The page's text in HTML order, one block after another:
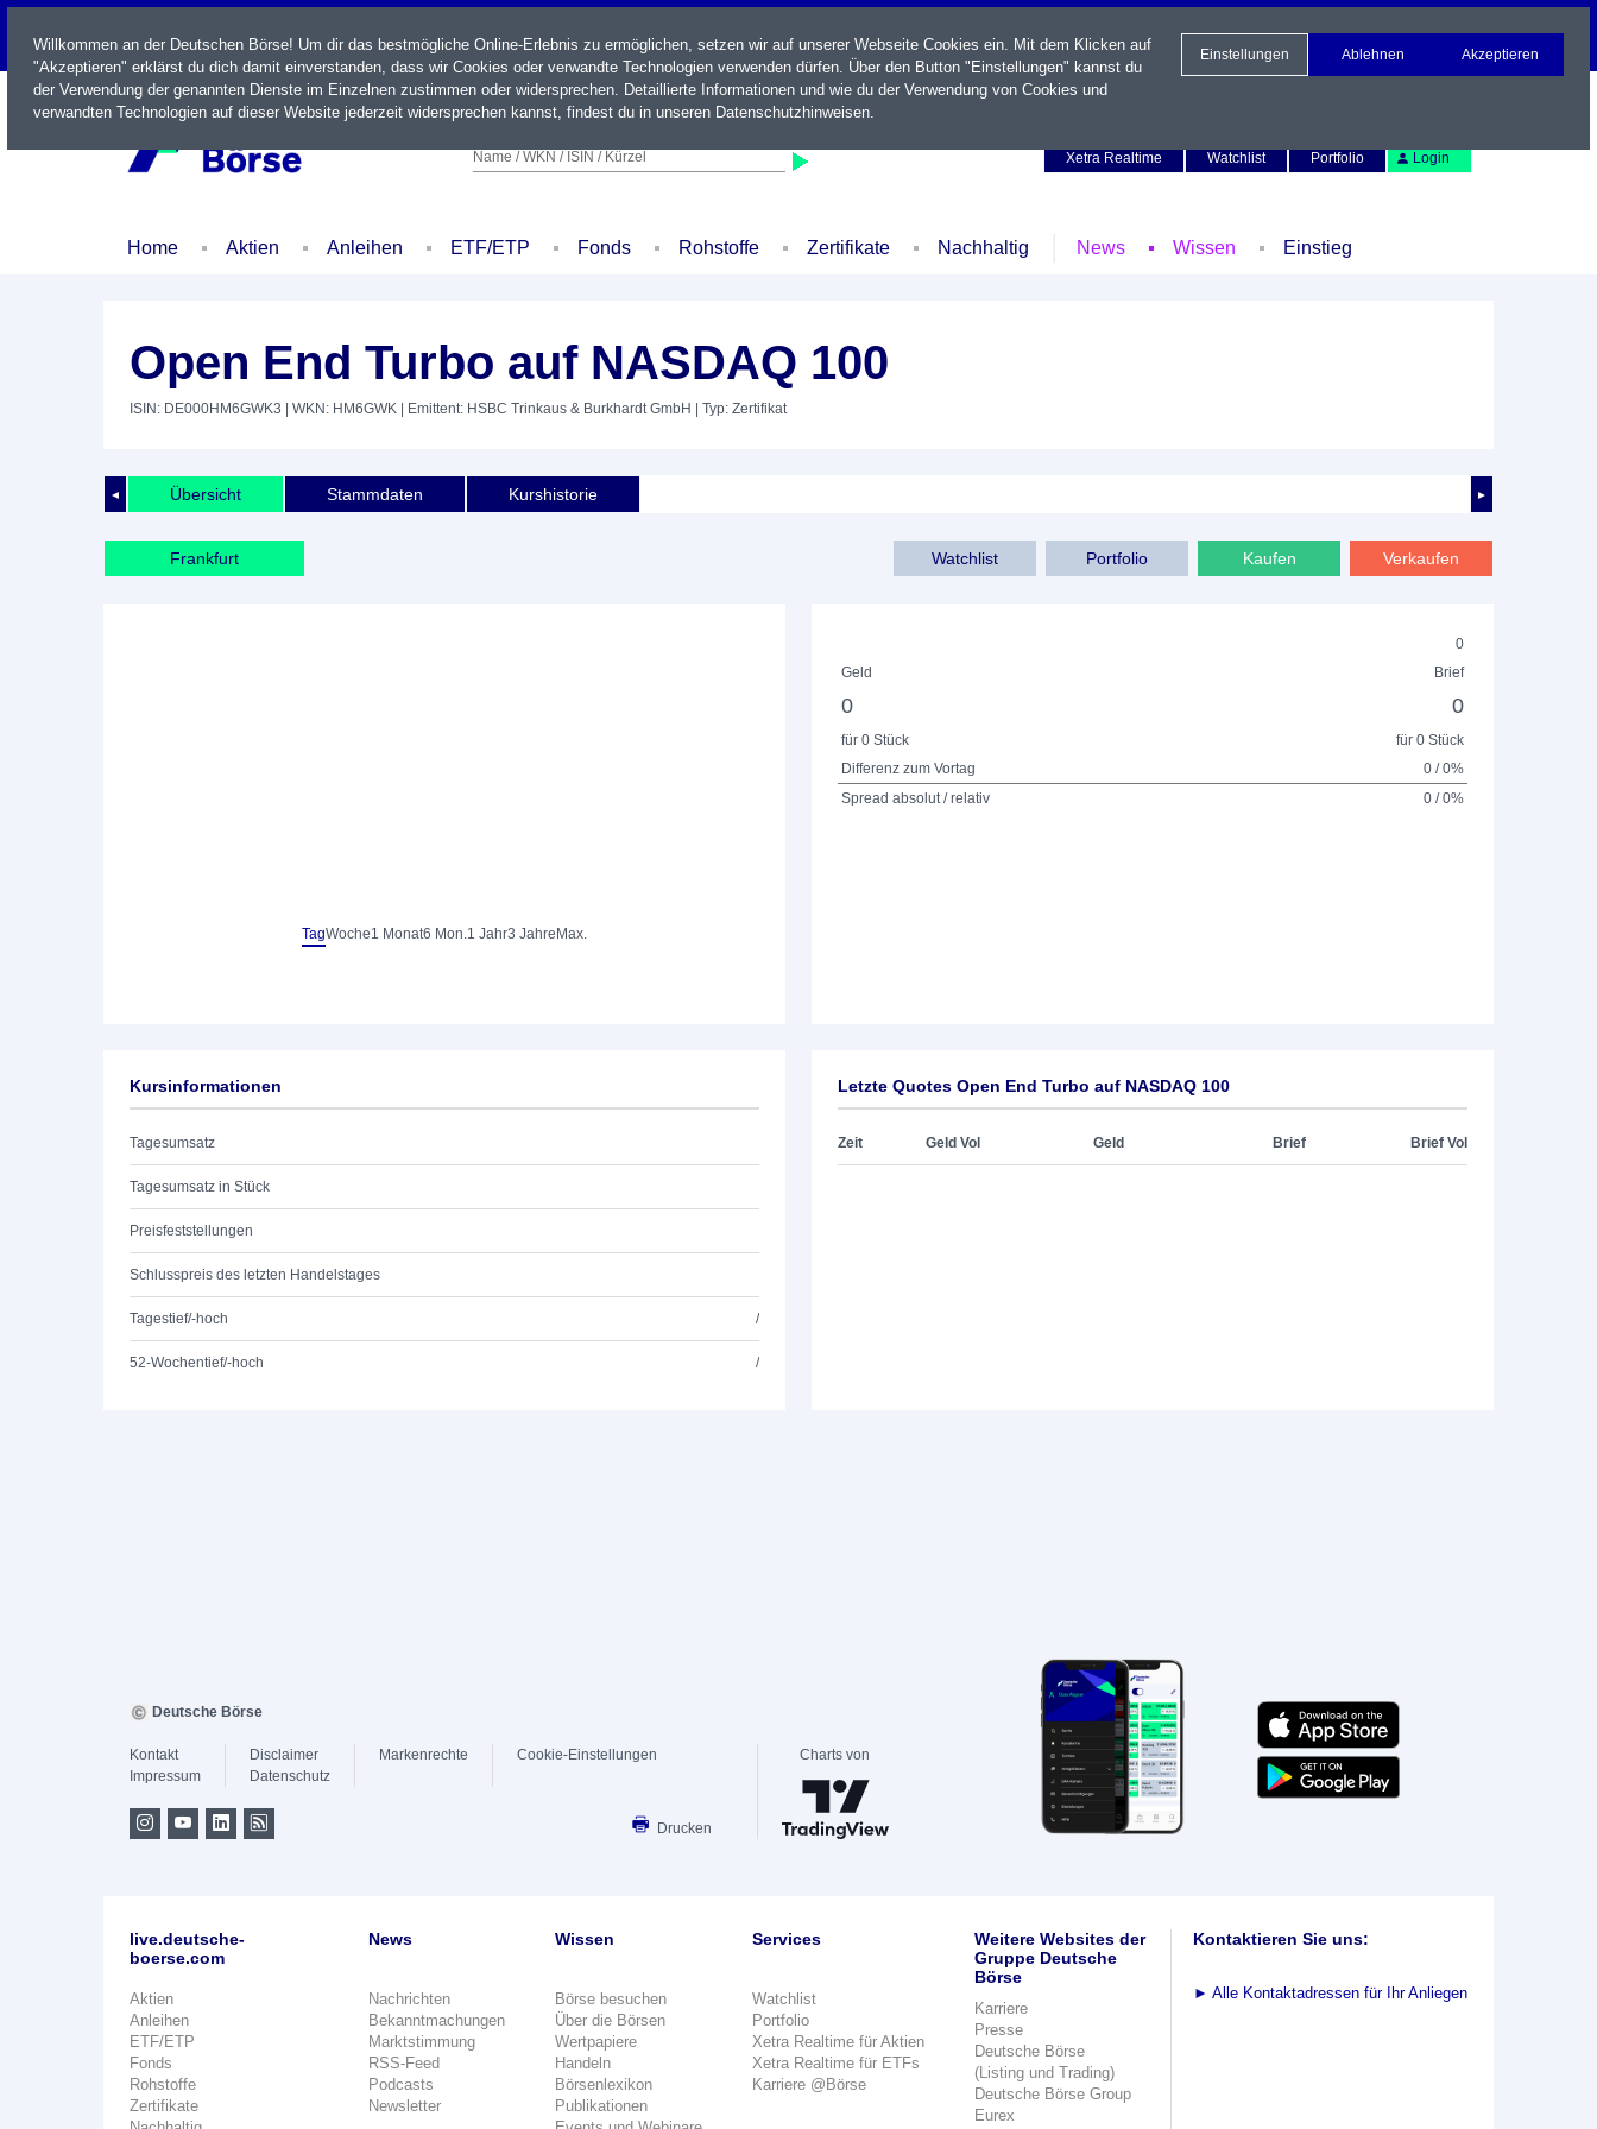
LIVE
Name / WKN / ISIN / Kürzel
Xetra Realtime
Watchlist Portfolio Login
Home Aktien Anleihen ETF/ETP Fonds Rohstoffe Zertifikate Nachhaltig News Wissen Einstieg
Open End Turbo auf NASDAQ 100
ISIN: DE000HM6GWK3 | WKN: HM6GWK | Emittent: HSBC Trinkaus & Burkhardt GmbH | Typ: Zertifikat
◄ ►
Übersicht Stammdaten Kurshistorie
Frankfurt Verkaufen
Kaufen
Portfolio
Watchlist
TagWoche1 Monat6 Mon.1 Jahr3 Jahre Max.
0
Geld
Brief
0 0
für 0 Stück
für 0 Stück
Differenz zum Vortag
0 / 0%
Spread absolut / relativ
0 / 0%
Kursinformationen
Tagesumsatz
Tagesumsatz in Stück
Preisfeststellungen
Schlusspreis des letzten Handelstages
Tagestief/-hoch /
52-Wochentief/-hoch /
Letzte Quotes Open End Turbo auf NASDAQ 100
Zeit Geld Vol Geld Brief Brief Vol
Willkommen an der Deutschen Börse! Um dir das bestmögliche Online-Erlebnis zu ermöglichen, setzen wir auf unserer Webseite Cookies ein. Mit dem Klicken auf
"Akzeptieren" erklärst du dich damit einverstanden, dass wir Cookies oder verwandte Technologien verwenden dürfen. Über den Button "Einstellungen" kannst du
der Verwendung der genannten Dienste im Einzelnen zustimmen oder widersprechen. Detaillierte Informationen und wie du der Verwendung von Cookies und
verwandten Technologien auf dieser Website jederzeit widersprechen kannst, findest du in unseren Datenschutzhinweisen.
Einstellungen Ablehnen Akzeptieren
Deutsche Börse
Kontakt
Impressum
Disclaimer
Datenschutz
Markenrechte Cookie-Einstellungen
Drucken
Charts von
live.deutsche-
boerse.com
Aktien
Anleihen
ETF/ETP
Fonds
Rohstoffe
Zertifikate
News
Nachrichten
Bekanntmachungen
Marktstimmung
RSS-Feed
Podcasts
Newsletter
Wissen
Börse besuchen
Über die Börsen
Wertpapiere
Handeln
Börsenlexikon
Publikationen
Services
Watchlist
Portfolio
Xetra Realtime für Aktien
Xetra Realtime für ETFs
Karriere @Börse
Weitere Websites der
Gruppe Deutsche
Börse
Karriere
Presse
Deutsche Börse
(Listing und Trading)
Deutsche Börse Group
Eurex
Kontaktieren Sie uns:
► Alle Kontaktadressen für Ihr Anliegen